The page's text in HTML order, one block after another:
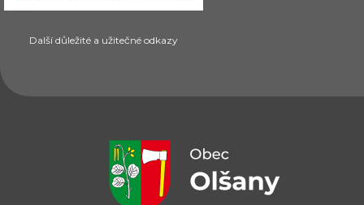
Další důležité a užitečné odkazy